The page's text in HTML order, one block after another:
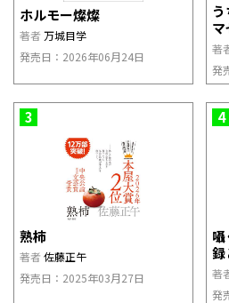
ホルモー燦燦
著者 万城目学
発売日：2026年06月24日
著
発
3
熟柿
著者 佐藤正午
発売日：2025年03月27日
4
録
著
発